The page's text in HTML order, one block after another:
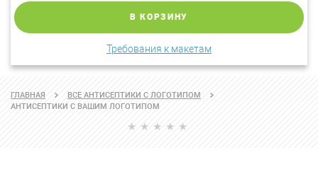
В КОРЗИНУ
Требования к макетам
ГЛАВНАЯ
ВСЕ АНТИСЕПТИКИ С ЛОГОТИПОМ
АНТИСЕПТИКИ С ВАШИМ ЛОГОТИПОМ